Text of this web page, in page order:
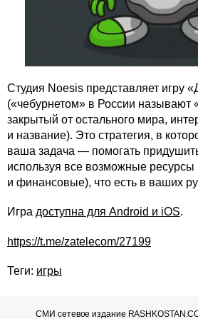
Студия Noesis представляет игру
(«чебурнетом» в России называют
закрытый от остального мира,
и название). Это стратегия, в
ваша задача — помогать
используя все возможные ресурсы
и финансовые), что есть в ваших
Игра доступна для Android и iOS.
https://t.me/zatelecom/27199
Теги: игры
СМИ сетевое издание